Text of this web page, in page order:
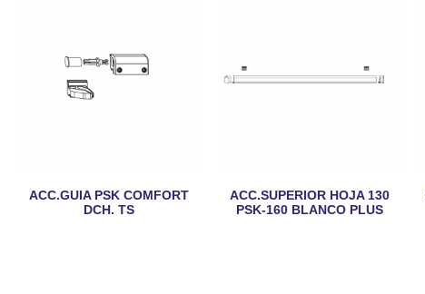
ACC.GUIA PSK COMFORT
DCH. TS
ACC.SUPERIOR HOJA 130
PSK-160 BLANCO PLUS